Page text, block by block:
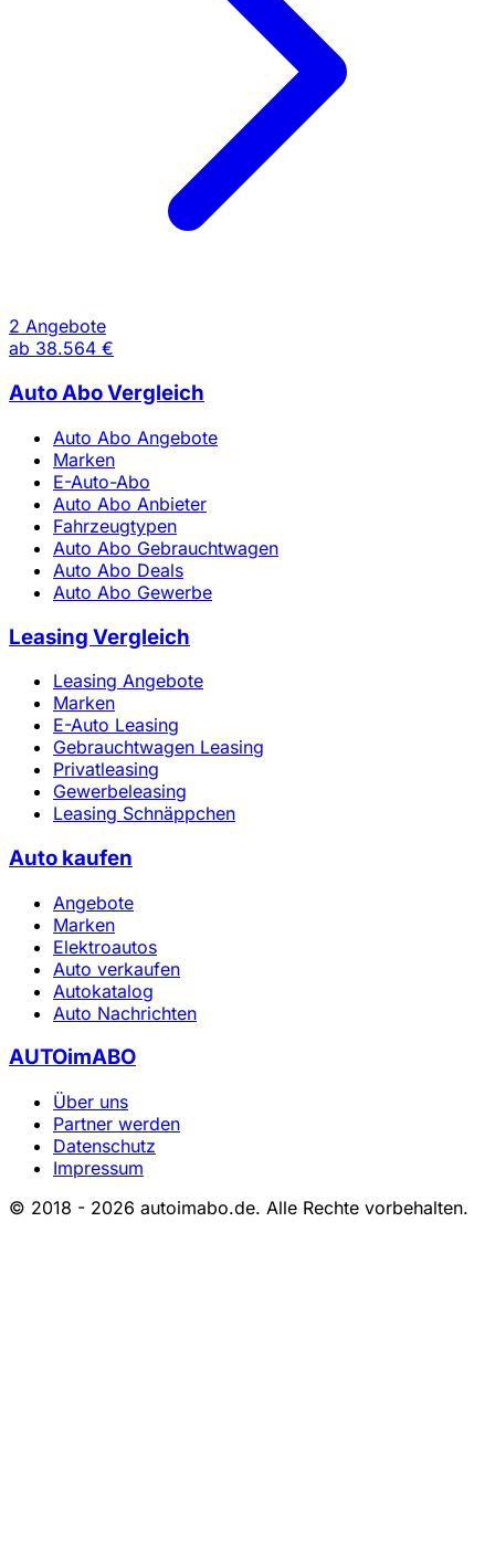
2 Angebote
ab 38.564 €
Auto Abo Vergleich
Auto Abo Angebote
Marken
E-Auto-Abo
Auto Abo Anbieter
Fahrzeugtypen
Auto Abo Gebrauchtwagen
Auto Abo Deals
Auto Abo Gewerbe
Leasing Vergleich
Leasing Angebote
Marken
E-Auto Leasing
Gebrauchtwagen Leasing
Privatleasing
Gewerbeleasing
Leasing Schnäppchen
Auto kaufen
Angebote
Marken
Elektroautos
Auto verkaufen
Autokatalog
Auto Nachrichten
AUTOimABO
Über uns
Partner werden
Datenschutz
Impressum
© 2018 - 2026 autoimabo.de. Alle Rechte vorbehalten.